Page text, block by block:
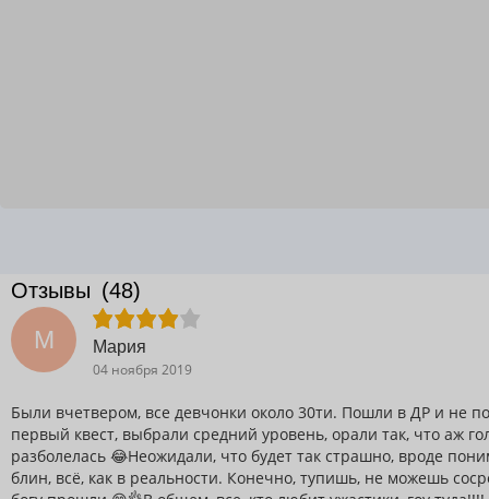
Отзывы (48)
М
Мария
04 ноября 2019
Были вчетвером, все девчонки около 30ти. Пошли в ДР и не
первый квест, выбрали средний уровень, орали так, что аж
разболелась 😂Неожидали, что будет так страшно, вроде
блин, всё, как в реальности. Конечно, тупишь, не можешь